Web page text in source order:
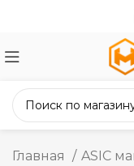
Главная ASIC